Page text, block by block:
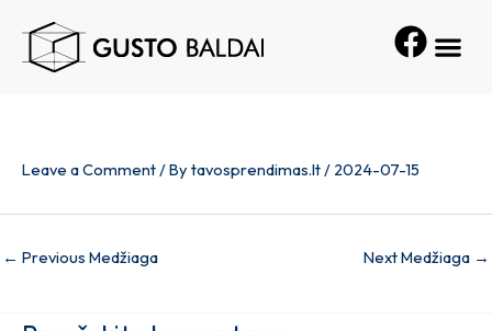
content
Leave a Comment/ By tavosprendimas.lt/ 2024-07-15
navigation
← Previous Medžiaga Next Medžiaga →